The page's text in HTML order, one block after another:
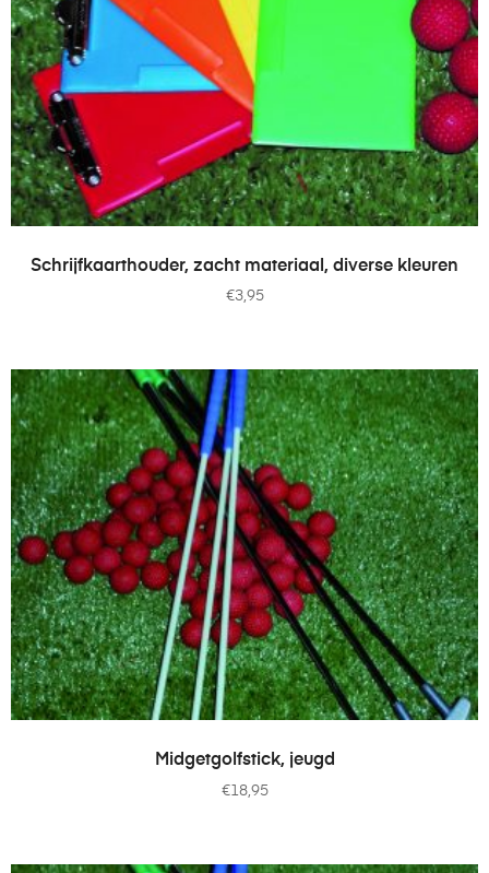
TOEVOEGEN AAN WINKELWAGEN
Schrijfkaarthouder, zacht materiaal, diverse kleuren
€3,95
TOEVOEGEN AAN WINKELWAGEN
Midgetgolfstick, jeugd
€18,95